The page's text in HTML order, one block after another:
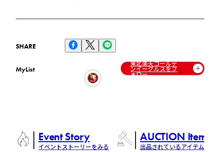
SHARE
MyList
東北楽天ゴールデ
ンイーグルスをフ
ォロー
Event Story
イベントストーリーをみる
AUCTION Items
出品されているアイテム